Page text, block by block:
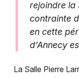
rejoindre la
contrainte
en cette
d'Annecy
La Salle Pierre